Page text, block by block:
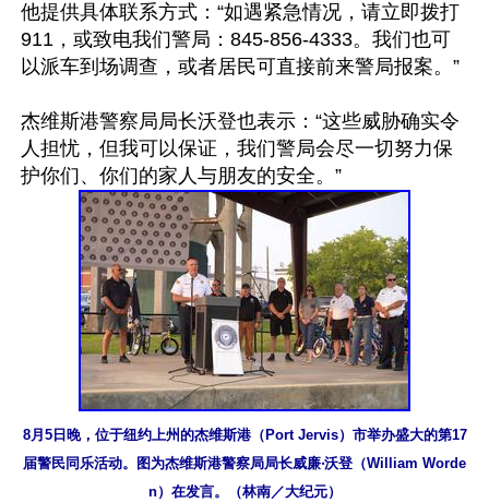
他提供具体联系方式：“如遇紧急情况，请立即拨打
911，或致电我们警局：845-856-4333。我们也可
以派车到场调查，或者居民可直接前来警局报案。”
杰维斯港警察局局长沃登也表示：“这些威胁确实令
人担忧，但我可以保证，我们警局会尽一切努力保
8月5日晚，位于纽约上州的杰维斯港（Port Jervis）市举办盛大的第17
届警民同乐活动。图为杰维斯港警察局局长威廉‧沃登（William Worde
n）在发言。（林南／大纪元）